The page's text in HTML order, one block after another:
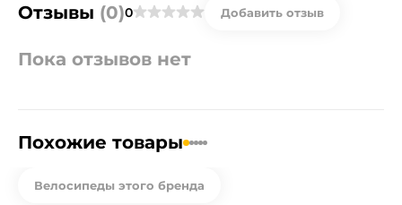
Отзывы (0)0 Добавить отзыв
Пока отзывов нет
Похожие товары
Велосипеды этого бренда